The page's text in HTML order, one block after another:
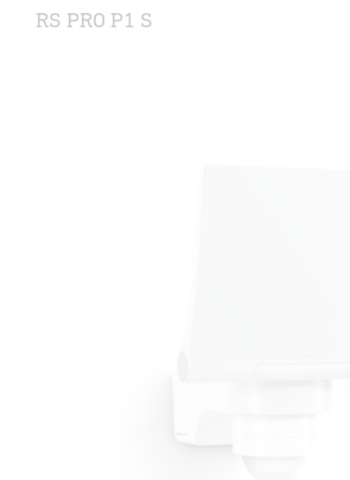
RS PRO P1 S